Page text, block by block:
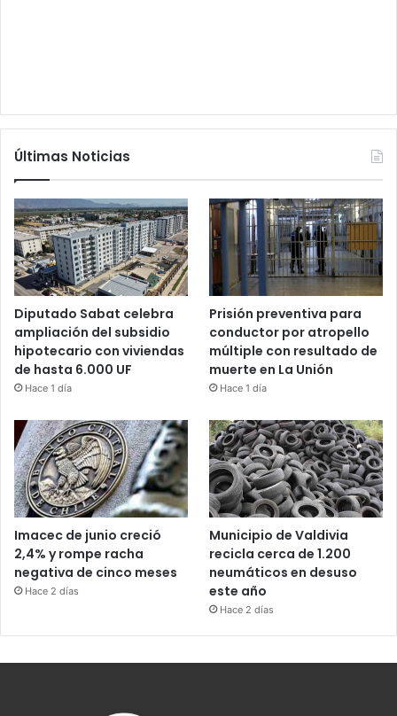
Últimas Noticias
Diputado Sabat celebra
ampliación del subsidio
hipotecario con viviendas
de hasta 6.000 UF
Hace 1 día
Prisión preventiva para
conductor por atropello
múltiple con resultado de
muerte en La Unión
Hace 1 día
Imacec de junio creció
2,4% y rompe racha
negativa de cinco meses
Hace 2 días
Municipio de Valdivia
recicla cerca de 1.200
neumáticos en desuso
este año
Hace 2 días